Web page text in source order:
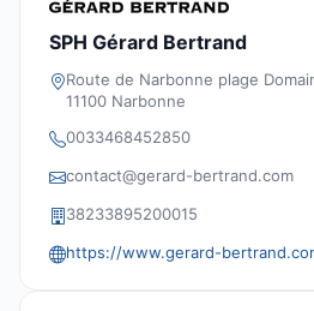
SPH Gérard Bertrand
Route de Narbonne plage
11100 Narbonne
0033468452850
contact@gerard-bertrand.com
38233895200015
https://www.gerard-